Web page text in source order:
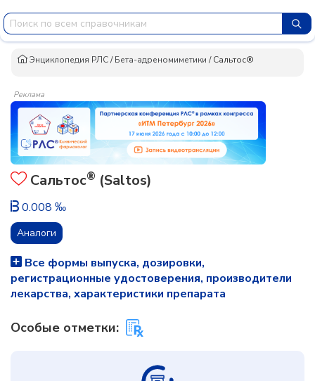
Энциклопедия РЛС/Бета-адреномиметики /Сальтос®
Реклама
Сальтос® (Saltos)
0.008 ‰
Аналоги
Все формы выпуска, дозировки,
регистрационные удостоверения, производители
лекарства, характеристики препарата
Особые отметки: